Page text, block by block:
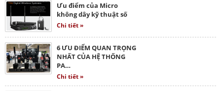
Ưu điểm của Micro
không dây kỹ thuật số
Chi tiết »
6 ƯU ĐIỂM QUAN TRỌNG
NHẤT CỦA HỆ THỐNG
PA…
Chi tiết »